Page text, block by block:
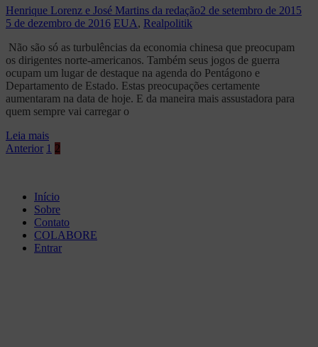
Henrique Lorenz e José Martins da redação2 de setembro de 2015
5 de dezembro de 2016 EUA, Realpolitik
Não são só as turbulências da economia chinesa que preocupam
os dirigentes norte-americanos. Também seus jogos de guerra
ocupam um lugar de destaque na agenda do Pentágono e
Departamento de Estado. Estas preocupações certamente
aumentaram na data de hoje. E da maneira mais assustadora para
quem sempre vai carregar o
Leia mais
Paginação
posts
Anterior 1 2
Início
Sobre
Contato
COLABORE
Entrar